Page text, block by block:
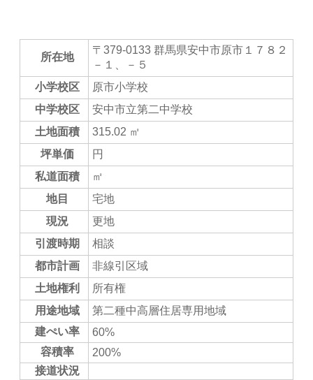
所在地
〒379-0133 群馬県安中市原市１７８２
－１、－５
小学校区
原市小学校
中学校区
安中市立第二中学校
土地面積
315.02 ㎡
坪単価
円
私道面積
㎡
地目
宅地
現況
更地
引渡時期
相談
都市計画
非線引区域
土地権利
所有権
用途地域
第二種中高層住居専用地域
建ぺい率
60%
容積率
200%
接道状況